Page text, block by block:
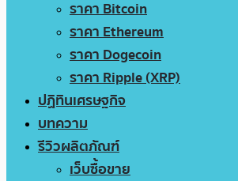
ราคา Bitcoin
ราคา Ethereum
ราคา Dogecoin
ราคา Ripple (XRP)
ปฏิทินเศรษฐกิจ
บทความ
รีวิวผลิตภัณฑ์
เว็บซื้อขาย